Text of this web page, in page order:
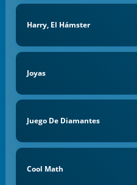
Harry, El Hámster
Joyas
Juego De Diamantes
Cool Math